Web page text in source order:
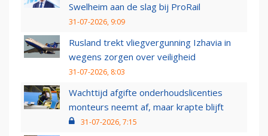
Swelheim aan de slag bij ProRail
31-07-2026, 9:09
Rusland trekt vliegvergunning Izhavia in
wegens zorgen over veiligheid
31-07-2026, 8:03
Wachttijd afgifte onderhoudslicenties
monteurs neemt af, maar krapte blijft
31-07-2026, 7:15